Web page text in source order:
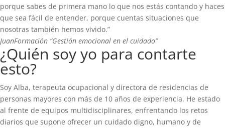
porque sabes de primera mano lo que nos estás contando y haces
que sea fácil de entender, porque cuentas situaciones que
nosotras también hemos vivido.”
JuanFormación “Gestión emocional en el cuidado”
¿Quién soy yo para contarte
esto?
Soy Alba, terapeuta ocupacional y directora de residencias de
personas mayores con más de 10 años de experiencia. He estado
al frente de equipos multidisciplinares, enfrentando los retos
diarios que supone ofrecer un cuidado digno, humano y de